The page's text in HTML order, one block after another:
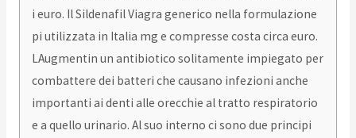
i euro. Il Sildenafil Viagra generico nella formulazione
pi utilizzata in Italia mg e compresse costa circa euro.
LAugmentin un antibiotico solitamente impiegato per
combattere dei batteri che causano infezioni anche
importanti ai denti alle orecchie al tratto respiratorio
e a quello urinario. Al suo interno ci sono due principi